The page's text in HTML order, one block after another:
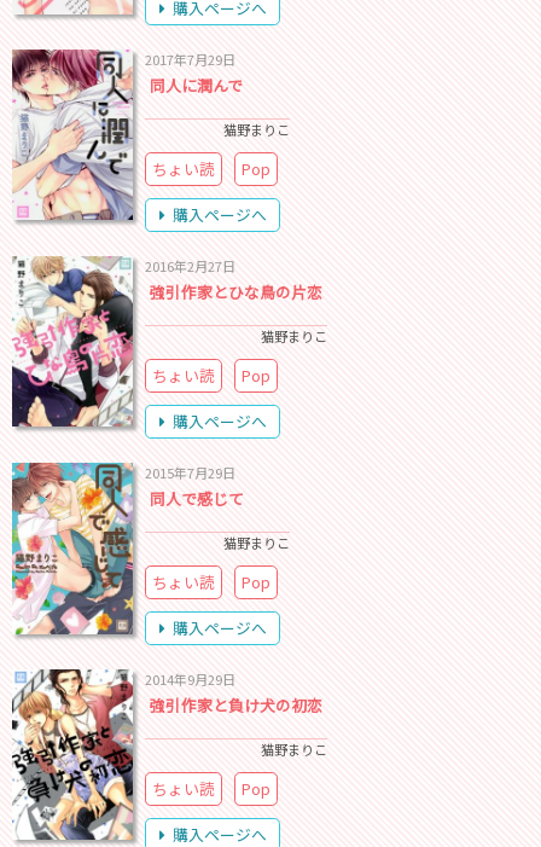
購入ページへ
2017年7月29日
同人に潤んで
猫野まりこ
ちょい読
Pop
購入ページへ
2016年2月27日
強引作家とひな鳥の片恋
猫野まりこ
ちょい読
Pop
購入ページへ
2015年7月29日
同人で感じて
猫野まりこ
ちょい読
Pop
購入ページへ
2014年9月29日
強引作家と負け犬の初恋
猫野まりこ
ちょい読
Pop
購入ページへ